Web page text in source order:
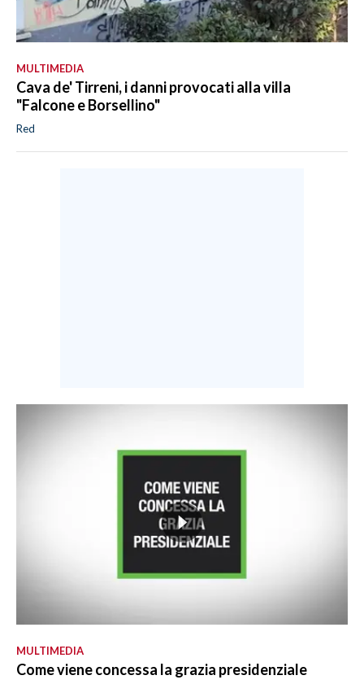
MULTIMEDIA
Cava de' Tirreni, i danni provocati alla villa
"Falcone e Borsellino"
Red
MULTIMEDIA
Come viene concessa la grazia presidenziale